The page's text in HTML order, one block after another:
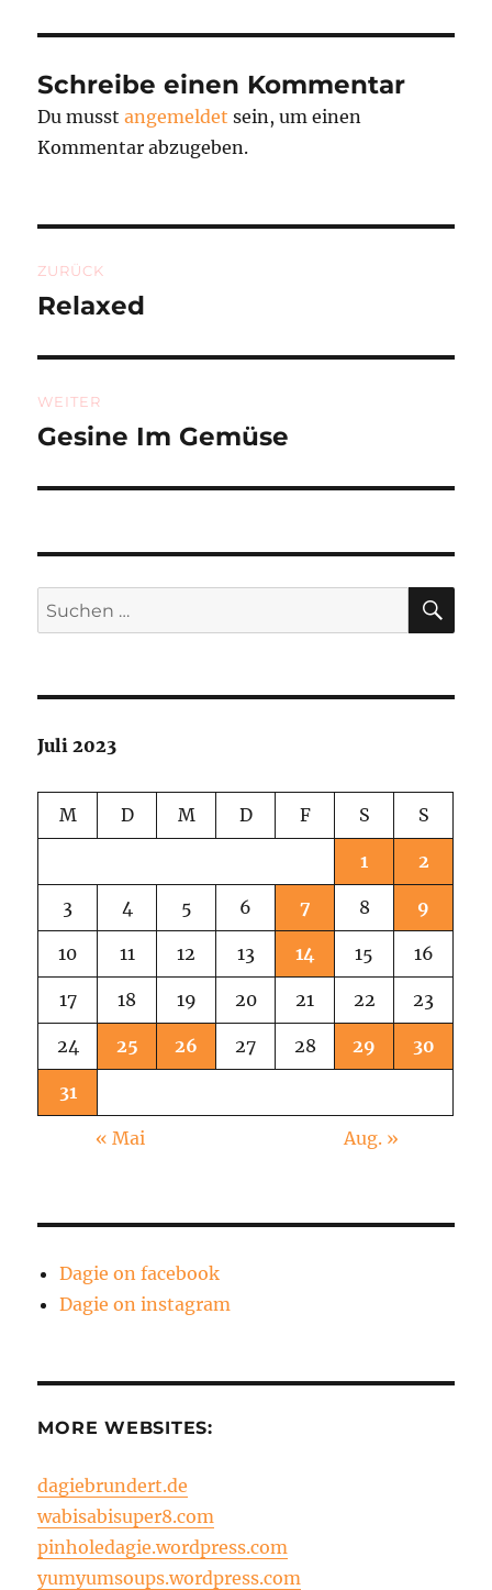
Schreibe einen Kommentar
Du musstangemeldet sein, um einen
Kommentar abzugeben.
ZURÜCK
Vorheriger
Relaxed
WEITER
Nächster
Gesine Im Gemüse
Suchen
nach:
Juli 2023
M D M D F S S
1 2
3 4 5 6 7 8 9
10 11 12 13 14 15 16
17 18 19 20 21 22 23
24 25 26 27 28 29 30
31
« Mai Aug. »
Dagie on facebook
Dagie on instagram
MORE WEBSITES:
dagiebrundert.de
wabisabisuper8.com
pinholedagie.wordpress.com
yumyumsoups.wordpress.com